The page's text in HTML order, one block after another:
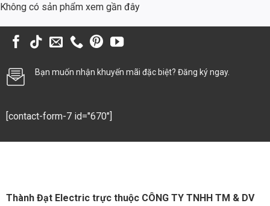
cảng biển và sân bay.
3.4 Đường Liên Thôn & Đô Thị
Đèn BRP373 300W có thể được sử dụng để chiếu sáng đường liên
thôn, các tuyến đường trong khu đô thị, tạo không gian an toàn và
tiện nghi cho người dân.
So sánh chi phí giữa đèn đường Philips BRP373 300W và đèn cao áp
truyền thống.
Không có sản phẩm xem gần đây
Bạn muốn nhận khuyến mãi đặc biệt? Đăng ký ngay.
[contact-form-7 id="670"]
Thành Đạt Electric trực thuộc CÔNG TY TNHH TM & DV